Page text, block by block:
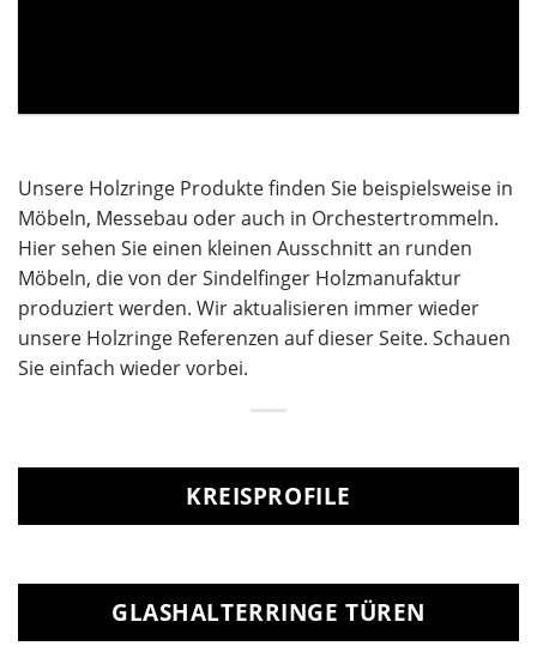
Unsere Holzringe Produkte finden Sie beispielsweise in
Möbeln, Messebau oder auch in Orchestertrommeln.
Hier sehen Sie einen kleinen Ausschnitt an runden
Möbeln, die von der Sindelfinger Holzmanufaktur
produziert werden. Wir aktualisieren immer wieder
unsere Holzringe Referenzen auf dieser Seite. Schauen
Sie einfach wieder vorbei.
KREISPROFILE
GLASHALTERRINGE TÜREN